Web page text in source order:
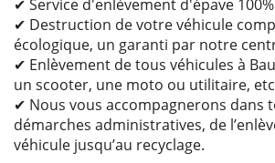
✔ Service d'enlèvement d'épave
✔ Destruction de votre véhicule
écologique, un garanti par notre
✔ Enlèvement de tous véhicules à
un scooter, une moto ou utilitaire,
✔ Nous vous accompagnerons dans
démarches administratives, de
véhicule jusqu’au recyclage.